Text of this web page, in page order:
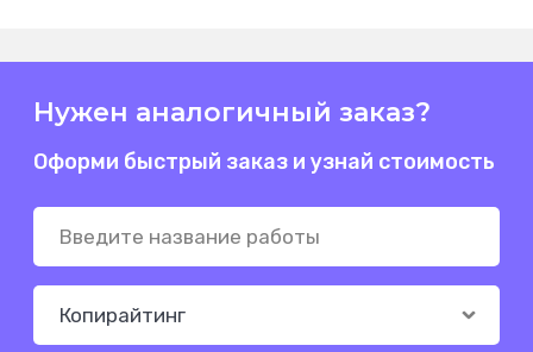
Нужен аналогичный заказ?
Оформи быстрый заказ и узнай стоимость